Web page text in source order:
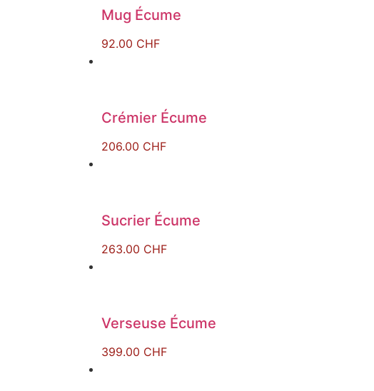
Mug Écume
92.00 CHF
Crémier Écume
206.00 CHF
Sucrier Écume
263.00 CHF
Verseuse Écume
399.00 CHF